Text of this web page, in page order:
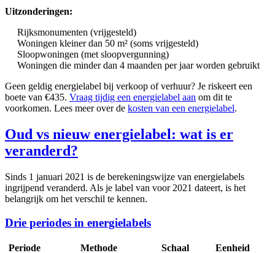
Uitzonderingen:
Rijksmonumenten (vrijgesteld)
Woningen kleiner dan 50 m² (soms vrijgesteld)
Sloopwoningen (met sloopvergunning)
Woningen die minder dan 4 maanden per jaar worden gebruikt
Geen geldig energielabel bij verkoop of verhuur? Je riskeert een
boete van €435. Vraag tijdig een energielabel aan om dit te
voorkomen. Lees meer over de kosten van een energielabel.
Oud vs nieuw energielabel: wat is er
veranderd?
Sinds 1 januari 2021 is de berekeningswijze van energielabels
ingrijpend veranderd. Als je label van voor 2021 dateert, is het
belangrijk om het verschil te kennen.
Drie periodes in energielabels
Periode Methode Schaal Eenheid